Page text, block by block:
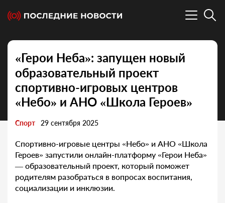
«Герои Неба»: запущен новый
образовательный проект
спортивно-игровых центров
«Небо» и АНО «Школа Героев»
Спорт 29 сентября 2025
Спортивно-игровые центры «Небо» и АНО «Школа
Героев» запустили онлайн-платформу «Герои Неба»
— образовательный проект, который поможет
родителям разобраться в вопросах воспитания,
социализации и инклюзии.